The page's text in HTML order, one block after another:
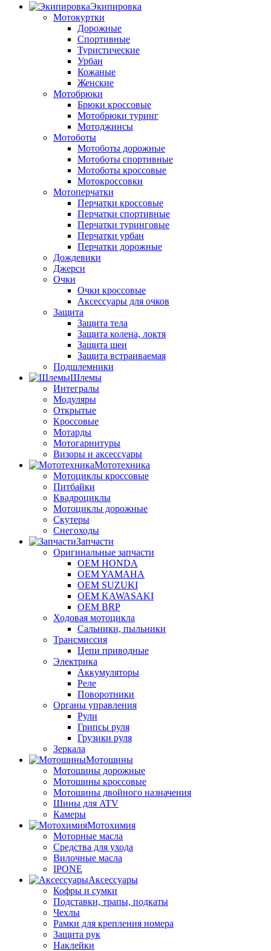
Экипировка
Мотокуртки
Дорожные
Спортивные
Туристические
Урбан
Кожаные
Женские
Мотобрюки
Брюки кроссовые
Мотобрюки туринг
Мотоджинсы
Мотоботы
Мотоботы дорожные
Мотоботы спортивные
Мотоботы кроссовые
Мотокроссовки
Мотоперчатки
Перчатки кроссовые
Перчатки спортивные
Перчатки туринговые
Перчатки урбан
Перчатки дорожные
Дождевики
Джерси
Очки
Очки кроссовые
Аксессуары для очков
Защита
Защита тела
Защита колена, локтя
Защита шеи
Защита встраиваемая
Подшлемники
Шлемы
Интегралы
Модуляры
Открытые
Кроссовые
Мотарды
Мотогарнитуры
Визоры и аксессуары
Мототехника
Мотоциклы кроссовые
Питбайки
Квадроциклы
Мотоциклы дорожные
Скутеры
Снегоходы
Запчасти
Оригинальные запчасти
OEM HONDA
OEM YAMAHA
OEM SUZUKI
OEM KAWASAKI
OEM BRP
Ходовая мотоцикла
Сальники, пыльники
Трансмиссия
Цепи приводные
Электрика
Аккумуляторы
Реле
Поворотники
Органы управления
Рули
Грипсы руля
Грузики руля
Зеркала
Мотошины
Мотошины дорожные
Мотошины кроссовые
Мотошины двойного назначения
Шины для ATV
Камеры
Мотохимия
Моторные масла
Средства для ухода
Вилочные масла
IPONE
Аксессуары
Кофры и сумки
Подставки, трапы, подкаты
Чехлы
Рамки для крепления номера
Защита рук
Наклейки